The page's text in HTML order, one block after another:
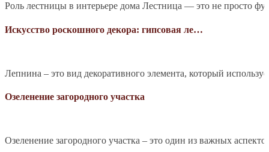
Роль лестницы в интерьере дома Лестница — это не просто
Искусство роскошного декора: гипсовая ле…
Лепнина – это вид декоративного элемента, который
Озеленение загородного участка
Озеленение загородного участка – это один из важных